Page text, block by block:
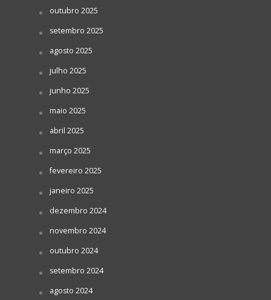
outubro 2025
setembro 2025
agosto 2025
julho 2025
junho 2025
maio 2025
abril 2025
março 2025
fevereiro 2025
janeiro 2025
dezembro 2024
novembro 2024
outubro 2024
setembro 2024
agosto 2024